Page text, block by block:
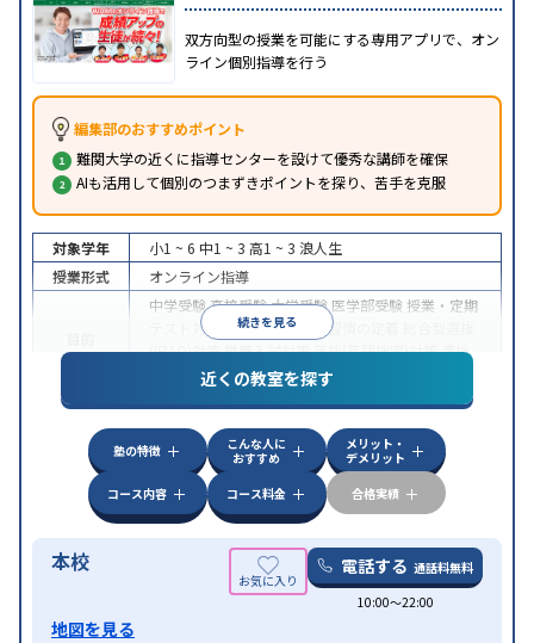
双方向型の授業を可能にする専用アプリで、オン
ライン個別指導を行う
編集部のおすすめポイント
難関大学の近くに指導センターを設けて優秀な講師を確保
AIも活用して個別のつまずきポイントを探り、苦手を克服
続きを見る
対象学年 小1 ~ 6 中1 ~ 3 高1 ~ 3 浪人生
授業形式
オンライン指導
中学受験高校受験大学受験 医学部受験 授業・定期
テスト対策
内申点対策 学習習慣の定着
(旧AO)対策推薦入試対策英検(英語検定)対策漢検
(漢字検定)対策
中高一貫校生に対応成績保証制度あり授業の振替
可能不登校生に対応学習にPC・タブレットを利用
オンライン対応1科目から受講可能
近くの教室を探す
塾の特徴
こんな人に
おすすめ
メリット・
デメリット
コース内容
コース料金 合格実績
本校 電話する 通話料無料
10:00〜22:00
地図を見る